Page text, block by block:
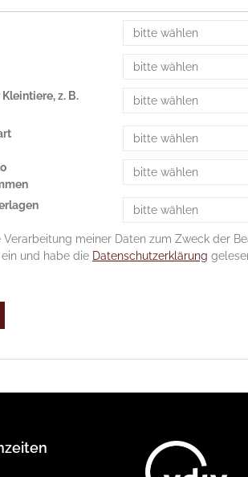
z. B.
Verarbeitung meiner Daten zum Zweck der
und habe die Datenschutzerklärung